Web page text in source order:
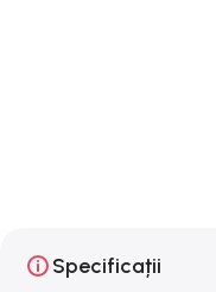
Specificații